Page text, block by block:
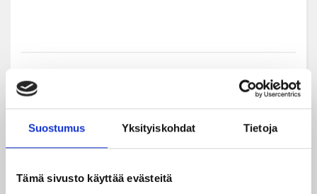
Suostumus Yksityiskohdat Tietoja
Tämä sivusto käyttää evästeitä
Uusimmat